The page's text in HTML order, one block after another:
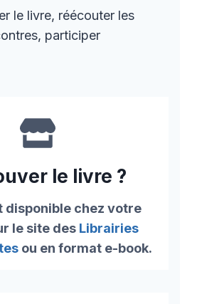
le livre, réécouter les
participer
le livre ?
disponible chez votre
le site des Librairies
ou en format e-book.